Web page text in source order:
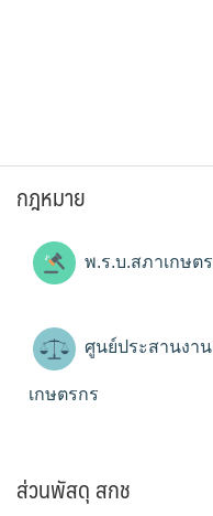
กฎหมาย
พ.ร.บ.สภาเกษต
ศูนย์ประสานงา
เกษตรกร
ส่วนพัสดุ สกช